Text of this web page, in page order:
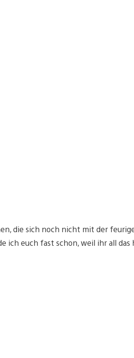
die sich noch nicht mit der
ich euch fast schon, weil ihr all